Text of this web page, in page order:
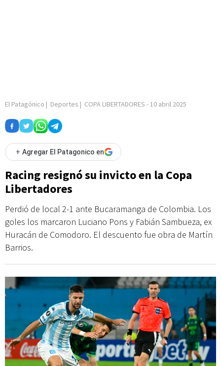
El Patagónico | Deportes | COPA LIBERTADORES - 10 abril 2025
+ Agregar El Patagonico en
Racing resignó su invicto en la Copa
Libertadores
Perdió de local 2-1 ante Bucaramanga de Colombia. Los
goles los marcaron Luciano Pons y Fabián Sambueza, ex
Huracán de Comodoro. El descuento fue obra de Martín
Barrios.